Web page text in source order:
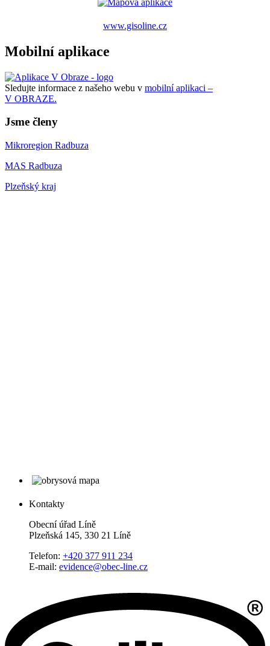
www.gisoline.cz
Mobilní aplikace
Sledujte informace z našeho webu v mobilní aplikaci –
V OBRAZE.
Jsme členy
Mikroregion Radbuza
MAS Radbuza
Plzeňský kraj
Kontakty
Obecní úřad Líně
Plzeňská 145, 330 21 Líně
Telefon: +420 377 911 234
E-mail: evidence@obec-line.cz